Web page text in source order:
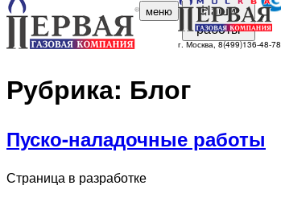
меню
Наши
работы
г. Москва, 8(499)136-48-78
Рубрика: Блог
Пуско-наладочные работы
Страница в разработке